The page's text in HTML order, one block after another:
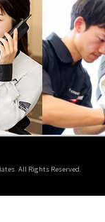
All Rights Reserved.